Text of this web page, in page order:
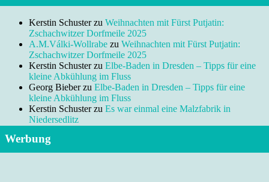
Kerstin Schusterzu Weihnachten mit Fürst Putjatin:
Zschachwitzer Dorfmeile 2025
A.M.Válki-Wollrabe zu Weihnachten mit Fürst Putjatin:
Zschachwitzer Dorfmeile 2025
Kerstin Schusterzu Elbe-Baden in Dresden – Tipps für eine
kleine Abkühlung im Fluss
Georg Bieberzu Elbe-Baden in Dresden – Tipps für eine
kleine Abkühlung im Fluss
Kerstin Schusterzu Es war einmal eine Malzfabrik in
Niedersedlitz
Werbung